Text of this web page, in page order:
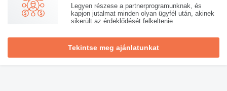
Legyen részese a partnerprogramunknak, és
kapjon jutalmat minden olyan ügyfél után, akinek
sikerült az érdeklődését felkeltenie
Tekintse meg ajánlatunkat